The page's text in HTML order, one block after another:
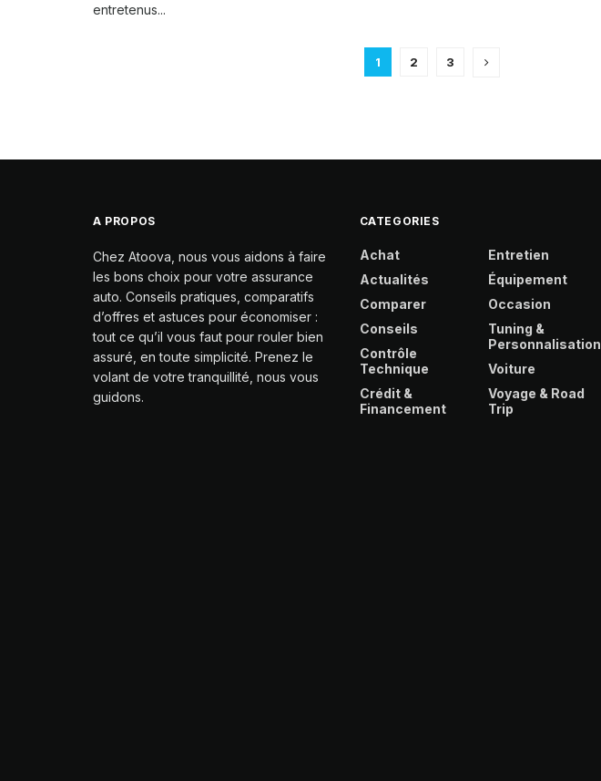
entretenus...
1 2 3
A PROPOS
Chez Atoova, nous vous aidons à faire
les bons choix pour votre assurance
auto. Conseils pratiques, comparatifs
d’offres et astuces pour économiser :
tout ce qu’il vous faut pour rouler bien
assuré, en toute simplicité. Prenez le
volant de votre tranquillité, nous vous
guidons.
CATEGORIES
Achat
Actualités
Comparer
Conseils
Contrôle
Technique
Crédit &
Financement
Entretien
Équipement
Occasion
Tuning &
Personnalisation
Voiture
Voyage & Road
Trip